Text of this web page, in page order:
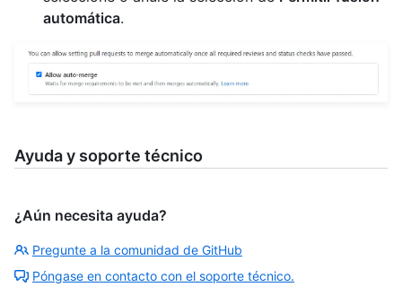
automática.
Ayuda y soporte técnico
¿Aún necesita ayuda?
Pregunte a la comunidad de GitHub
Póngase en contacto con el soporte técnico.